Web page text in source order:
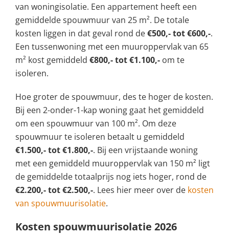
van woningisolatie. Een appartement heeft een
gemiddelde spouwmuur van 25 m². De totale
kosten liggen in dat geval rond de€500,- tot €600,-.
Een tussenwoning met een muuroppervlak van 65
m² kost gemiddeld €800,- tot €1.100,- om te
isoleren.
Hoe groter de spouwmuur, des te hoger de kosten.
Bij een 2-onder-1-kap woning gaat het gemiddeld
om een spouwmuur van 100 m². Om deze
spouwmuur te isoleren betaalt u gemiddeld
€1.500,- tot €1.800,-. Bij een vrijstaande woning
met een gemiddeld muuroppervlak van 150 m² ligt
de gemiddelde totaalprijs nog iets hoger, rond de
€2.200,- tot €2.500,-. Lees hier meer over de kosten
van spouwmuurisolatie.
Kosten spouwmuurisolatie 2026